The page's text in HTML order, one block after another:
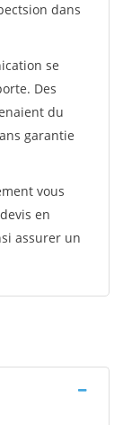
dans
se
Des
du
garantie
vous
en
assurer un